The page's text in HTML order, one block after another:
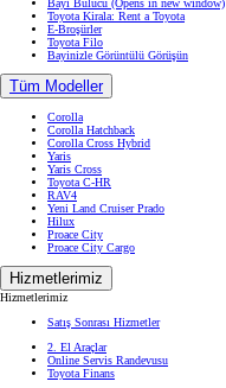
Bayi Bulucu (Opens in new window)
Toyota Kirala: Rent a Toyota
E-Broşürler
Toyota Filo
Bayinizle Görüntülü Görüşün
Tüm Modeller
Corolla
Corolla Hatchback
Corolla Cross Hybrid
Yaris
Yaris Cross
Toyota C-HR
RAV4
Yeni Land Cruiser Prado
Hilux
Proace City
Proace City Cargo
Hizmetlerimiz
Hizmetlerimiz
Satış Sonrası Hizmetler
2. El Araçlar
Online Servis Randevusu
Toyota Finans